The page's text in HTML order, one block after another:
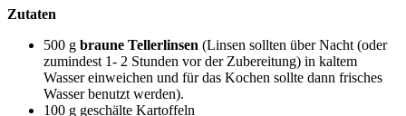
Zutaten
500 g braune Tellerlinsen (Linsen sollten über Nacht (oder
zumindest 1- 2 Stunden vor der Zubereitung) in kaltem
Wasser einweichen und für das Kochen sollte dann frisches
Wasser benutzt werden).
100 g geschälte Kartoffeln